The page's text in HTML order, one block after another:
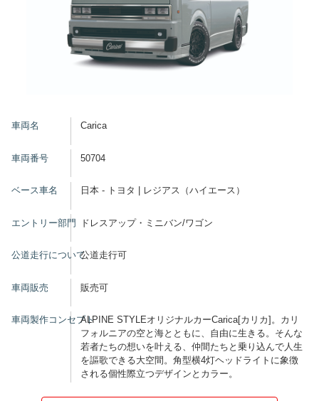
車両名 Carica
車両番号 50704
ベース車名 日本 - トヨタ | レジアス（ハイエース）
エントリー部門 ドレスアップ・ミニバン/ワゴン
公道走行について公道走行可
車両販売 販売可
車両製作コンセプトALPINE STYLEオリジナルカーCarica[カリカ]。カリ
フォルニアの空と海とともに、自由に生きる。そんな
若者たちの想いを叶える、仲間たちと乗り込んで人生
を謳歌できる大空間。角型横4灯ヘッドライトに象徴
される個性際立つデザインとカラー。